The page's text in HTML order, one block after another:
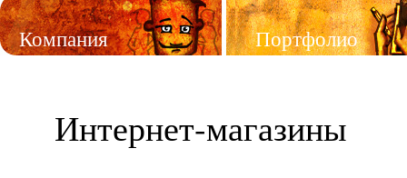
Компания Портфолио
Интернет-магазины